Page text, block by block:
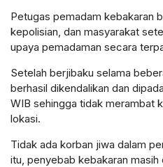
Petugas pemadam kebakaran
kepolisian, dan masyarakat
upaya pemadaman secara
Setelah berjibaku selama
berhasil dikendalikan dan
WIB sehingga tidak merambat
lokasi.
Tidak ada korban jiwa dalam
itu, penyebab kebakaran masih